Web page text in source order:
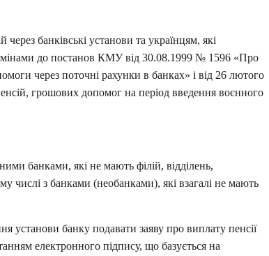
банківські установи та українцям, які
до постанов КМУ від 30.08.1999 № 1596 «Про
через поточні рахунки в банках» і від 26 лютого
грошових допомог на період введення воєнного
банками, які не мають філій, відділень,
числі з банками (необанками), які взагалі не мають
установи банку подавати заяву про виплату пенсії
електронного підпису, що базується на